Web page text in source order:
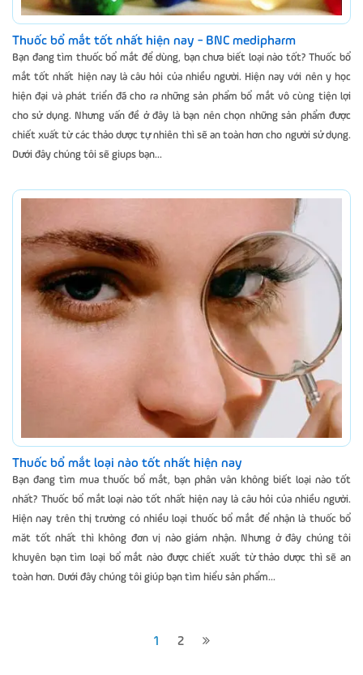
Thuốc bổ mắt tốt nhất hiện nay - BNC medipharm
Bạn đang tìm thuốc bổ mắt để dùng, bạn chưa biết loại nào tốt? Thuốc bổ
mắt tốt nhất hiện nay là câu hỏi của nhiều người. Hiện nay với nên y học
hiện đại và phát triển đã cho ra những sản phẩm bổ mắt vô cùng tiện lợi
cho sử dụng. Nhưng vấn đề ở đây là bạn nên chọn những sản phẩm được
chiết xuất từ các thảo dược tự nhiên thì sẽ an toàn hơn cho người sử dụng.
Dưới đây chúng tôi sẽ giups bạn...
Thuốc bổ mắt loại nào tốt nhất hiện nay
Bạn đang tìm mua thuốc bổ mắt, bạn phân vân không biết loại nào tốt
nhất? Thuốc bổ mắt loại nào tốt nhất hiện nay là câu hỏi của nhiều người.
Hiện nay trên thị trường có nhiều loại thuốc bổ mắt để nhận là thuốc bổ
măt tốt nhất thì không đơn vị nào giám nhận. Nhưng ở đây chúng tôi
khuyên bạn tìm loại bổ mắt nào được chiết xuất từ thảo dược thì sẽ an
toàn hơn. Dưới đây chúng tôi giúp bạn tìm hiểu sản phẩm...
1 2